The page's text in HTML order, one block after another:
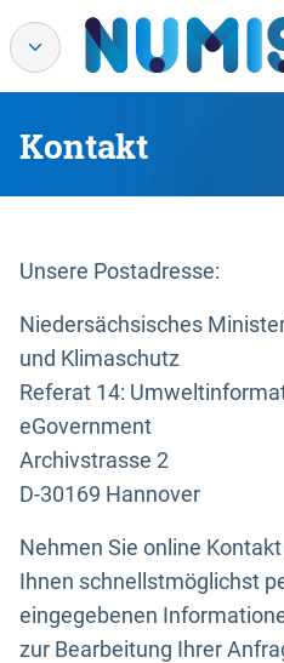
Kontakt
Unsere Postadresse:
Niedersächsisches
und Klimaschutz
Referat 14:
eGovernment
Archivstrasse 2
D-30169 Hannover
Nehmen Sie online
Ihnen schnellstmöglichst
eingegebenen
zur Bearbeitung Ihrer